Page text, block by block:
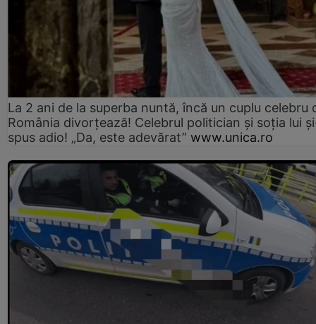
La 2 ani de la superba nuntă, încă un cuplu celebru
România divorțează! Celebrul politician și soția lui
spus adio! „Da, este adevărat” www.unica.ro